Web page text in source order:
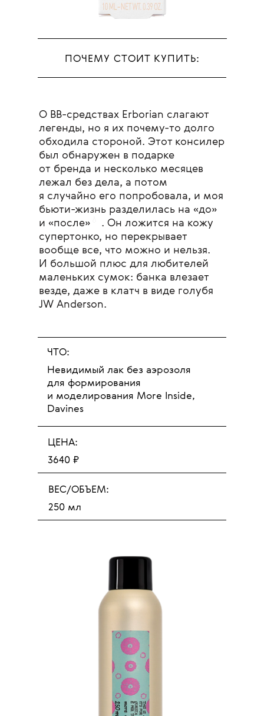
ПОЧЕМУ СТОИТ КУПИТЬ:
О BB-средствах Erborian слагают
легенды, но я их почему-то долго
обходила стороной. Этот консилер
был обнаружен в подарке
от бренда и несколько месяцев
лежал без дела, а потом
я случайно его попробовала, и моя
бьюти-жизнь разделилась на «до»
и «после»
. Он ложится на кожу
супертонко, но перекрывает
вообще все, что можно и нельзя.
И большой плюс для любителей
маленьких сумок: банка влезает
везде, даже в клатч в виде голубя
JW Anderson.
ЧТО:
Невидимый лак без аэрозоля
для формирования
и моделирования More Inside,
Davines
ЦЕНА:
3640 ₽
ВЕС/ОБЪЕМ:
250 мл